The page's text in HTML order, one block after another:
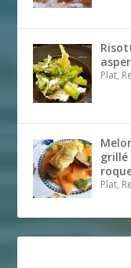
Plat,
grillé
Plat,